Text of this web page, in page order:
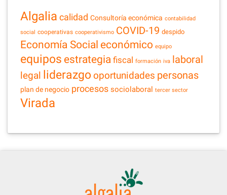
Algalia calidad Consultoría económica contabilidad
social cooperativas cooperativismo COVID-19 despido
Economía Social económico equipo
equipos estrategia fiscal formación iva laboral
legal liderazgo oportunidades personas
plan de negocio procesos sociolaboral tercer sector
Virada